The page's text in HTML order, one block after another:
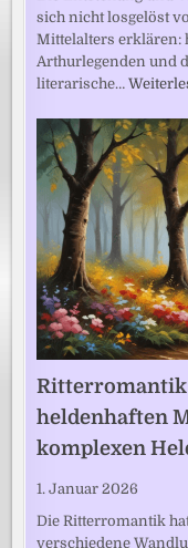
sich nicht losgelöst
Mittelalters erklären:
Arthurlegenden und
literarische…
Ritterromantik
heldenhaften
komplexen
1. Januar 2026
Die Ritterromantik
verschiedene